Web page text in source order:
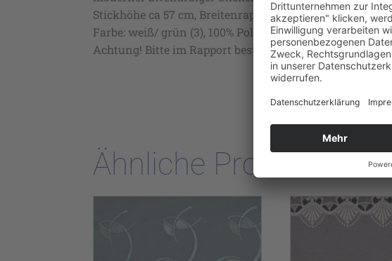
Stickhöhe ca 57 cm, Breitenrapport ca 16,3 cm
Farbe: weiß/ grün (3), 100% Polyester, 30° waschbar
Achtung! Bitte im Rapport bestellen.
Ähnliche Produkte